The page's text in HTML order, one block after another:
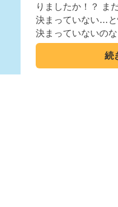
りましたか！？ ま
決まっていない…
決まっていないの
続